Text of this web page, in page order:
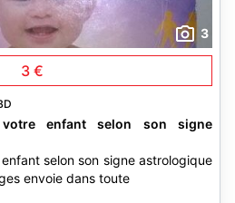
3
3 €
enfant selon son signe
selon son signe astrologique
envoie dans toute